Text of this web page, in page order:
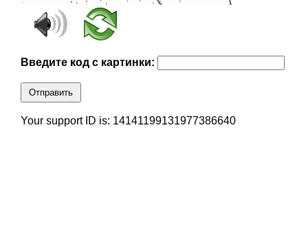
Введите код с картинки:
Отправить
Your support ID is: 14141199131977386640